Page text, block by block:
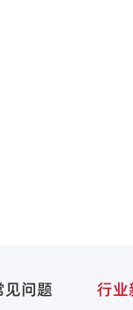
见问题 行业